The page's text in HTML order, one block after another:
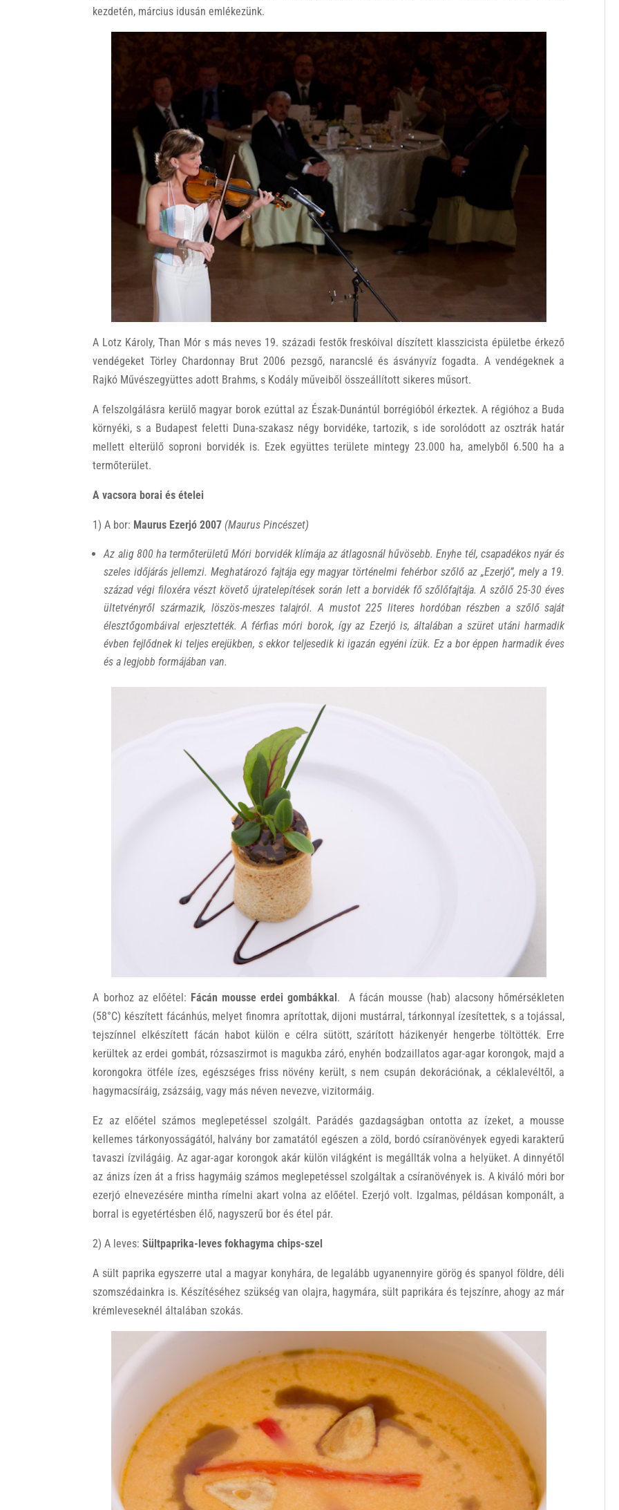
kezdetén, március idusán emlékezünk.
A Lotz Károly, Than Mór s más neves 19. századi festők freskóival díszített klasszicista épületbe érkező
vendégeket Törley Chardonnay Brut 2006 pezsgő, narancslé és ásványvíz fogadta. A vendégeknek a
Rajkó Művészegyüttes adott Brahms, s Kodály műveiből összeállított sikeres műsort.
A felszolgálásra kerülő magyar borok ezúttal az Észak-Dunántúl borrégióból érkeztek. A régióhoz a Buda
környéki, s a Budapest feletti Duna-szakasz négy borvidéke, tartozik, s ide sorolódott az osztrák határ
mellett elterülő soproni borvidék is. Ezek együttes területe mintegy 23.000 ha, amelyből 6.500 ha a
termőterület.
A vacsora borai és ételei
1) A bor: Maurus Ezerjó 2007 (Maurus Pincészet)
Az alig 800 ha termőterületű Móri borvidék klímája az átlagosnál hűvösebb. Enyhe tél, csapadékos nyár és
szeles időjárás jellemzi. Meghatározó fajtája egy magyar történelmi fehérbor szőlő az „Ezerjó”, mely a 19.
század végi filoxéra vészt követő újratelepítések során lett a borvidék fő szőlőfajtája. A szőlő 25-30 éves
ültetvényről származik, löszös-meszes talajról. A mustot 225 literes hordóban részben a szőlő saját
élesztőgombáival erjesztették. A férfias móri borok, így az Ezerjó is, általában a szüret utáni harmadik
évben fejlődnek ki teljes erejükben, s ekkor teljesedik ki igazán egyéni ízük. Ez a bor éppen harmadik éves
és a legjobb formájában van.
A borhoz az előétel: Fácán mousse erdei gombákkal. A fácán mousse (hab) alacsony hőmérsékleten
(58°C) készített fácánhús, melyet finomra aprítottak, dijoni mustárral, tárkonnyal ízesítettek, s a tojással,
tejszínnel elkészített fácán habot külön e célra sütött, szárított házikenyér hengerbe töltötték. Erre
kerültek az erdei gombát, rózsaszirmot is magukba záró, enyhén bodzaillatos agar-agar korongok, majd a
korongokra ötféle ízes, egészséges friss növény került, s nem csupán dekorációnak, a céklalevéltől, a
hagymacsíráig, zsázsáig, vagy más néven nevezve, vizitormáig.
Ez az előétel számos meglepetéssel szolgált. Parádés gazdagságban ontotta az ízeket, a mousse
kellemes tárkonyosságától, halvány bor zamatától egészen a zöld, bordó csíranövények egyedi karakterű
tavaszi ízvilágáig. Az agar-agar korongok akár külön világként is megállták volna a helyüket. A dinnyétől
az ánizs ízen át a friss hagymáig számos meglepetéssel szolgáltak a csíranövények is. A kiváló móri bor
ezerjó elnevezésére mintha rímelni akart volna az előétel. Ezerjó volt. Izgalmas, példásan komponált, a
borral is egyetértésben élő, nagyszerű bor és étel pár.
2) A leves:Sültpaprika-leves fokhagyma chips-szel
A sült paprika egyszerre utal a magyar konyhára, de legalább ugyanennyire görög és spanyol földre, déli
szomszédainkra is. Készítéséhez szükség van olajra, hagymára, sült paprikára és tejszínre, ahogy az már
krémleveseknél általában szokás.